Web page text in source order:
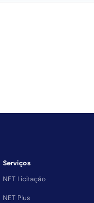
Serviços
NET Licitação
NET Plus